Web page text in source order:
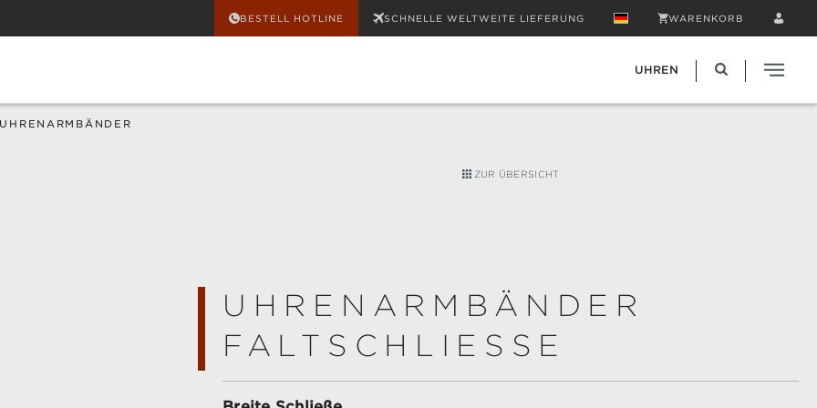
BESTELL HOTLINE SCHNELLE WELTWEITE LIEFERUNG WARENKORB
UHREN
UHRENARMBÄNDER
ZUR ÜBERSICHT
UHRENARMBÄNDER
FALTSCHLIESSE